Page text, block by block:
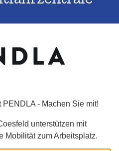
- Machen Sie mit!
unterstützen mit
Mobilität zum Arbeitsplatz.